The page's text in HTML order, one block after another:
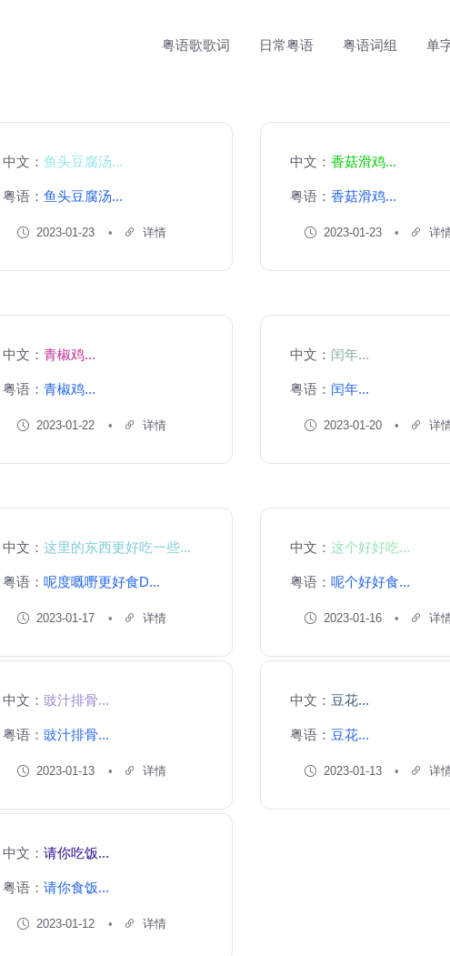
粤语歌歌词 日常粤语 粤语词组 单
中文：鱼头豆腐汤...
粤语：鱼头豆腐汤...
2023-01-23 详情
中文： 香菇滑鸡...
粤语： 香菇滑鸡...
2023-01-23 详
中文：青椒鸡...
粤语：青椒鸡...
2023-01-22 详情
中文： 闰年...
粤语： 闰年...
2023-01-20 详
中文：这里的东西更好吃一些...
粤语：呢度嘅嘢更好食D...
2023-01-17 详情
中文： 这个好好吃...
粤语： 呢个好好食...
2023-01-16 详
中文：豉汁排骨...
粤语：豉汁排骨...
2023-01-13 详情
中文： 豆花...
粤语： 豆花...
2023-01-13 详
中文：请你吃饭...
粤语：请你食饭...
2023-01-12 详情